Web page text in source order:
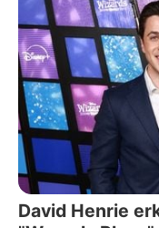
David Henrie